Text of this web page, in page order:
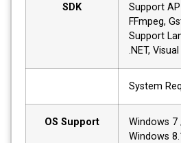
SDK
Support
FFmpeg,
Support
.NET,
System
OS Support
Windows
Windows